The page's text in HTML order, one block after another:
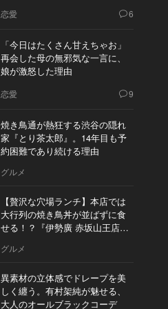
恋愛 6
「今日はたくさん甘えちゃお」
再会した母の無邪気な一言に、
娘が激怒した理由
恋愛 9
焼き鳥通が熱狂する渋谷の隠れ
家『とり茶太郎』。14年目も予
約困難であり続ける理由
グルメ
【贅沢な穴場ランチ】本店では
大行列の焼き鳥丼が並ばずに食
せる！？『伊勢廣 赤坂山王店』
グルメ
異素材の立体感でドレープを美
しく纏う。有村架純が魅せる、
大人のオールブラックコーデ